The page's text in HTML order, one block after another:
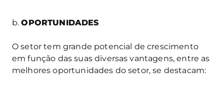
b.OPORTUNIDADES
O setor tem grande potencial de crescimento
em função das suas diversas vantagens, entre as
melhores oportunidades do setor, se destacam: